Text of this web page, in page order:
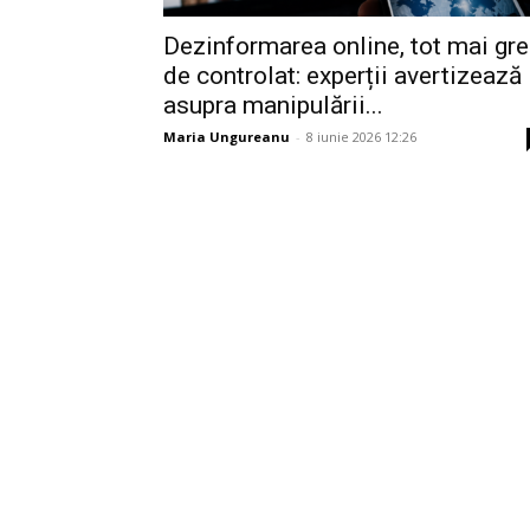
Dezinformarea online, tot mai
de controlat: experții avertizează
asupra manipulării...
Maria Ungureanu - 8 iunie 2026 12:26